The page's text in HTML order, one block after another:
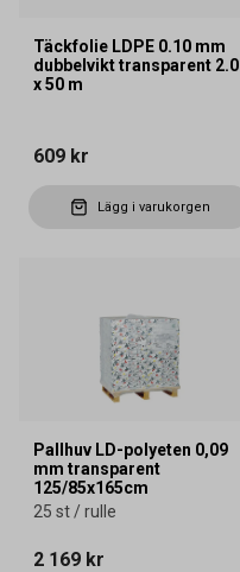
Täckfolie LDPE 0.10 mm
dubbelvikt transparent 2.0
x 50 m
609 kr
Lägg i varukorgen
Pallhuv LD-polyeten 0,09
mm transparent
125/85x165cm
25 st / rulle
2 169 kr